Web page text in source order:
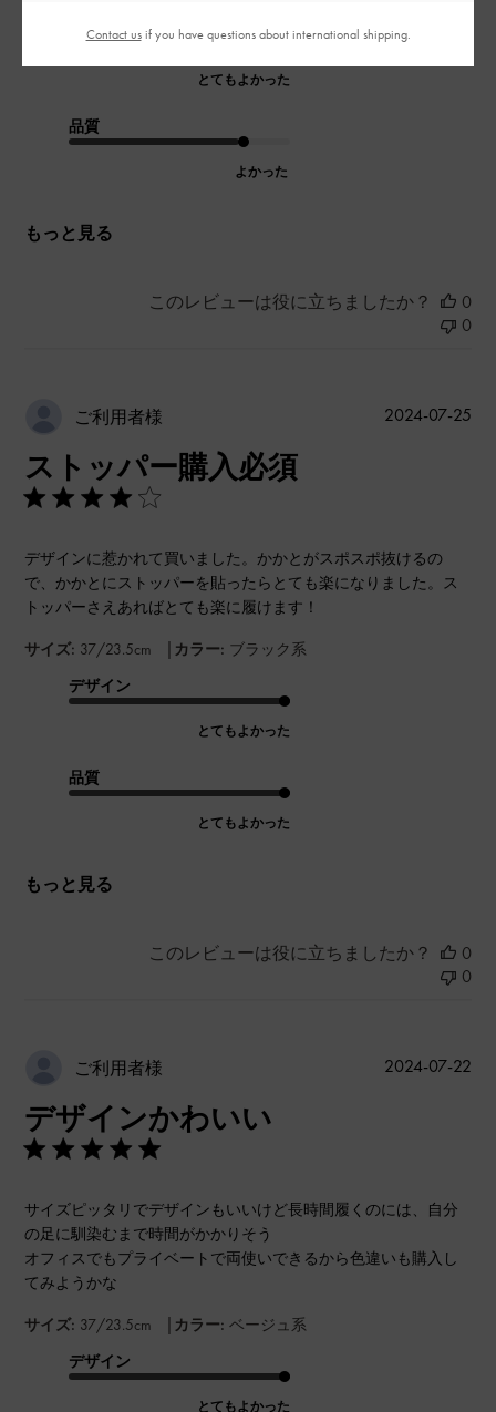
デザイン
とてもよかった
品質
よかった
もっと見る
このレビューは役に立ちましたか？
0
0
ご利用者様
ストッパー購入必須
デザインに惹かれて買いました。かかとがスポスポ抜けるの
で、かかとにストッパーを貼ったらとても楽になりました。ス
トッパーさえあればとても楽に履けます！
サイズ: 37/23.5cm | カラー: ブラック系
デザイン
とてもよかった
品質
とてもよかった
もっと見る
公
2024-07-25
このレビューは役に立ちましたか？
0
0
ご利用者様
デザインかわいい
サイズピッタリでデザインもいいけど長時間履くのには、自分
の足に馴染むまで時間がかかりそう
オフィスでもプライベートで両使いできるから色違いも購入し
てみようかな
サイズ: 37/23.5cm | カラー: ベージュ系
デザイン
とてもよかった
公
2024-07-22
Contact usif you have questions about international shipping.